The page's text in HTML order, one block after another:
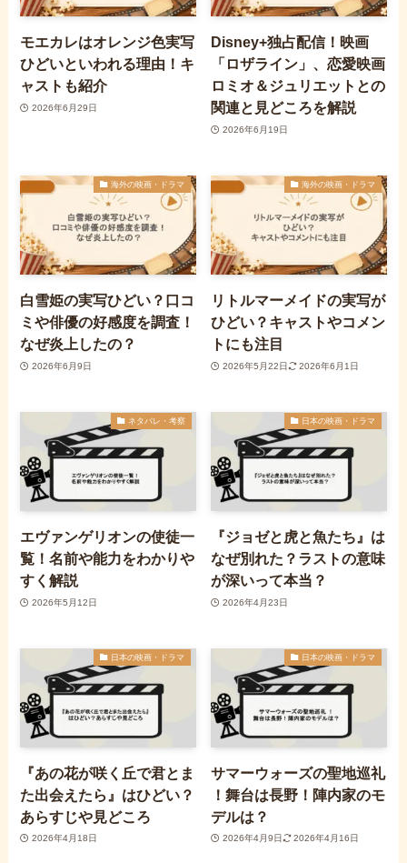
モエカレはオレンジ色実写
ひどいといわれる理由！キ
ャストも紹介
2026年6月29日
Disney+独占配信！映画
「ロザライン」、恋愛映画
ロミオ＆ジュリエットとの
関連と見どころを解説
2026年6月19日
海外の映画・ドラマ
白雪姫の実写ひどい？口コ
ミや俳優の好感度を調査！
なぜ炎上したの？
2026年6月9日
海外の映画・ドラマ
リトルマーメイドの実写が
ひどい？キャストやコメン
トにも注目
2026年5月22日 2026年6月1日
ネタバレ・考察
エヴァンゲリオンの使徒一
覧！名前や能力をわかりや
すく解説
2026年5月12日
日本の映画・ドラマ
『ジョゼと虎と魚たち』は
なぜ別れた？ラストの意味
が深いって本当？
2026年4月23日
日本の映画・ドラマ
『あの花が咲く丘で君とま
た出会えたら』はひどい？
あらすじや見どころ
2026年4月18日
日本の映画・ドラマ
サマーウォーズの聖地巡礼
！舞台は長野！陣内家のモ
デルは？
2026年4月9日 2026年4月16日